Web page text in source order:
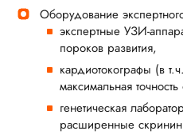
Оборудование
экспертные УЗИ-
пороков развития,
кардиотокографы (в
максимальная
генетическая
расширенные